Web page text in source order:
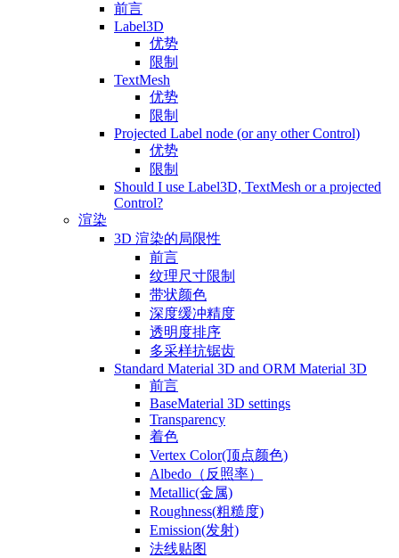
前言
Label3D
优势
限制
TextMesh
优势
限制
Projected Label node (or any other Control)
优势
限制
Should I use Label3D, TextMesh or a projected
Control?
渲染
3D 渲染的局限性
前言
纹理尺寸限制
带状颜色
深度缓冲精度
透明度排序
多采样抗锯齿
Standard Material 3D and ORM Material 3D
前言
BaseMaterial 3D settings
Transparency
着色
Vertex Color(顶点颜色)
Albedo（反照率）
Metallic(金属)
Roughness(粗糙度)
Emission(发射)
法线贴图